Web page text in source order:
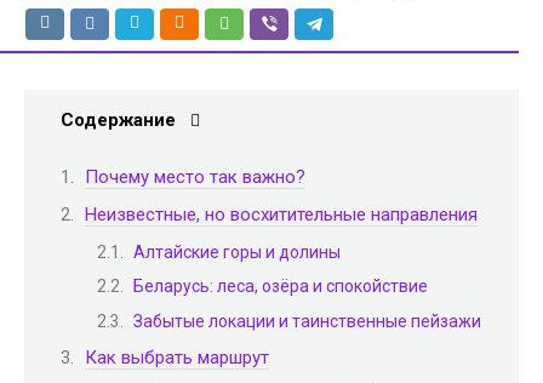
Содержание
Почему место так важно?
Неизвестные, но восхитительные направления
Алтайские горы и долины
Беларусь: леса, озёра и спокойствие
Забытые локации и таинственные пейзажи
Как выбрать маршрут